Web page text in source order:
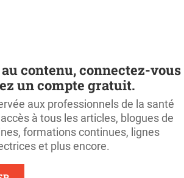
contenu, connectez-vous
un compte gratuit.
aux professionnels de la santé
à tous les articles, blogues de
formations continues, lignes
et plus encore.